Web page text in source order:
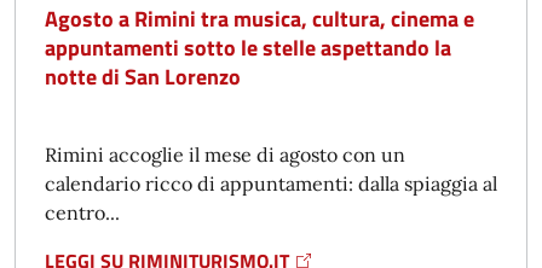
Agosto a Rimini tra musica, cultura, cinema e
appuntamenti sotto le stelle aspettando la
notte di San Lorenzo
Rimini accoglie il mese di agosto con un
calendario ricco di appuntamenti: dalla spiaggia al
centro...
LEGGI SU RIMINITURISMO.IT